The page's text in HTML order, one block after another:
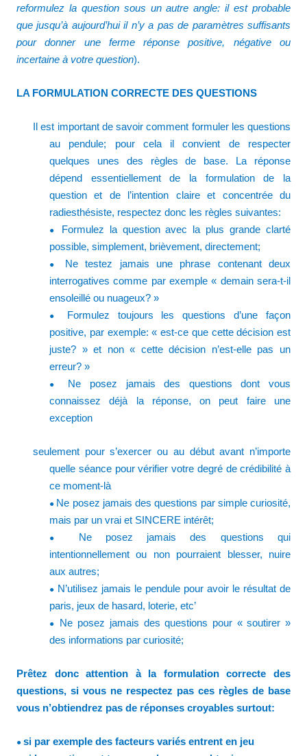
reformulez la question sous un autre angle: il est probable
que jusqu’à aujourd’hui il n’y a pas de paramètres suffisants
pour donner une ferme réponse positive, négative ou
incertaine à votre question).
LA FORMULATION CORRECTE DES QUESTIONS
Il est important de savoir comment formuler les questions
au pendule; pour cela il convient de respecter
quelques unes des règles de base. La réponse
dépend essentiellement de la formulation de la
question et de l’intention claire et concentrée du
radiesthésiste, respectez donc les règles suivantes:
●
Formulez la question avec la plus grande clarté
possible, simplement, brièvement, directement;
●
Ne testez jamais une phrase contenant deux
interrogatives comme par exemple « demain sera-t-il
ensoleillé ou nuageux? »
●
Formulez toujours les questions d’une façon
positive, par exemple: « est-ce que cette décision est
juste? » et non « cette décision n’est-elle pas un
erreur? »
●
Ne posez jamais des questions dont vous
connaissez déjà la réponse, on peut faire une
exception
seulement pour s’exercer ou au début avant n’importe
quelle séance pour vérifier votre degré de crédibilité à
ce moment-là
● Ne posez jamais des questions par simple curiosité,
mais par un vrai et SINCERE intérêt;
●
Ne posez jamais des questions qui
intentionnellement ou non pourraient blesser, nuire
aux autres;
● N’utilisez jamais le pendule pour avoir le résultat de
paris, jeux de hasard, loterie, etc’
●
Ne posez jamais des questions pour « soutirer »
des informations par curiosité;
Prêtez donc attention à la formulation correcte des
questions, si vous ne respectez pas ces règles de base
vous n’obtiendrez pas de réponses croyables surtout:
● si par exemple des facteurs variés entrent en jeu